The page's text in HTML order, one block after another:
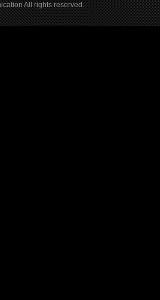
All rights reserved.